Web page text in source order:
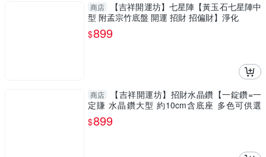
商店
【吉祥開運坊】七星陣【黃玉石七星陣中
型 附孟宗竹底盤 開運 招財 招偏財】淨化
$899
商店
【吉祥開運坊】招財水晶鑽【一錠鑽=一
定賺 水晶鑽大型 約10cm含底座 多色可供選
擇】淨化 擇日
$899